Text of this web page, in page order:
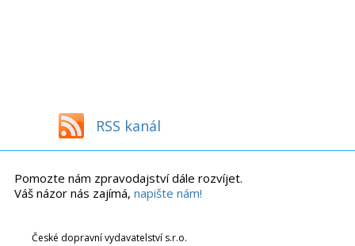
RSS kanál
Pomozte nám zpravodajství dále rozvíjet.
Váš názor nás zajímá, napište nám!
České dopravní vydavatelství s.r.o.